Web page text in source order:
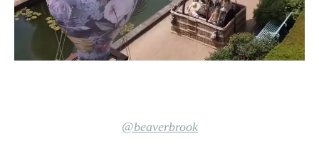
@beaverbrook